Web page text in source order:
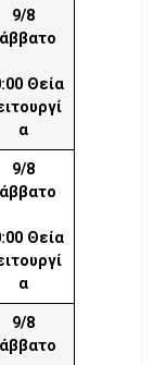
9/8
Θεία
α
9/8
Θεία
α
9/8